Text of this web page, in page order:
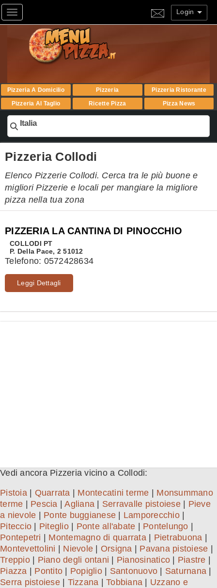
Toggle navigation Login
Pizzeria A Domicilio Pizzeria
Pizzeria Ristorante
Pizzeria Al Taglio
Ricette Pizza Pizza News
Italia
Pizzeria Collodi
Elenco Pizzerie Collodi. Cerca tra le più buone e
migliori Pizzerie e locali per mangiare la migliore
pizza nella tua zona
PIZZERIA LA CANTINA DI PINOCCHIO
COLLODI
PT
P. Della Pace, 2 51012
Telefono: 0572428634
Leggi Dettagli
Vedi ancora Pizzeria vicino a Collodi:
Pistoia| Quarrata Montecatini terme
Monsummano
terme
Pescia |Agliana Serravalle pistoiese| Pieve
a nievole
Ponte buggianese Lamporecchio|
Piteccio
Piteglio| Ponte all'abate Pontelungo
Pontepetri
Montemagno di quarrata| Pietrabuona
Montevettolini
Nievole Orsigna Pavana pistoiese
Treppio| Piano degli ontani Pianosinatico Piastre
Piazza
Pontito Popiglio| Santonuovo Saturnana
Serra pistoiese| Tizzana Tobbiana
Uzzano e